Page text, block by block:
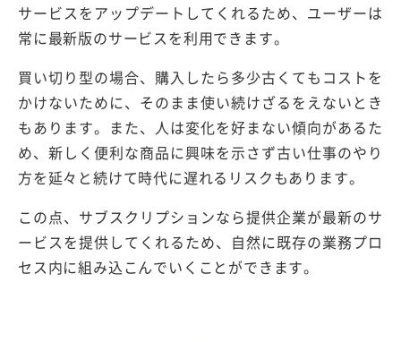
サービスをアップデートしてくれるため、ユーザーは
常に最新版のサービスを利用できます。
買い切り型の場合、購入したら多少古くてもコストを
かけないために、そのまま使い続けざるをえないとき
もあります。また、人は変化を好まない傾向があるた
め、新しく便利な商品に興味を示さず古い仕事のやり
方を延々と続けて時代に遅れるリスクもあります。
この点、サブスクリプションなら提供企業が最新のサ
ービスを提供してくれるため、自然に既存の業務プロ
セス内に組み込こんでいくことができます。